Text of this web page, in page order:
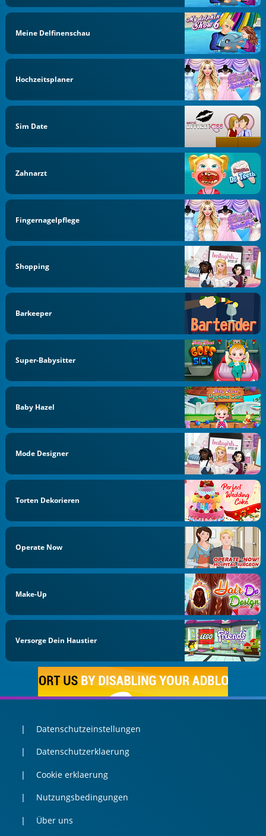
Meine Delfinenschau
Hochzeitsplaner
Sim Date
Zahnarzt
Fingernagelpflege
Shopping
Barkeeper
Super-Babysitter
Baby Hazel
Mode Designer
Torten Dekorieren
Operate Now
Make-Up
Versorge Dein Haustier
Datenschutzeinstellungen
Datenschutzerklaerung
Cookie erklaerung
Nutzungsbedingungen
Über uns